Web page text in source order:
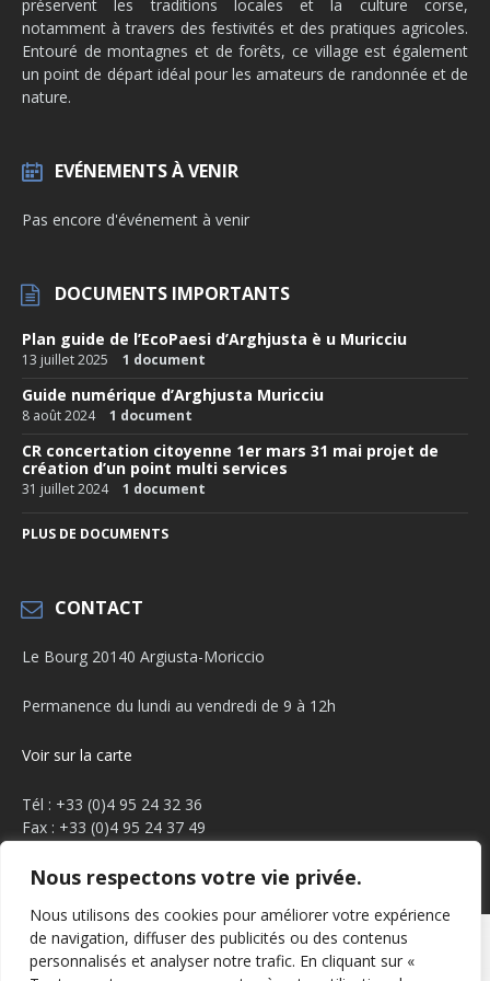
Nous respectons votre vie privée.
Nous utilisons des cookies pour améliorer votre expérience
de navigation, diffuser des publicités ou des contenus
personnalisés et analyser notre trafic. En cliquant sur «
préservent les traditions locales et la culture corse,
notamment à travers des festivités et des pratiques agricoles.
Entouré de montagnes et de forêts, ce village est également
un point de départ idéal pour les amateurs de randonnée et de
nature.
EVÉNEMENTS À VENIR
Pas encore d'événement à venir
DOCUMENTS IMPORTANTS
Plan guide de l’EcoPaesi d’Arghjusta è u Muricciu
13 juillet 2025 1 document
Guide numérique d’Arghjusta Muricciu
8 août 2024 1 document
CR concertation citoyenne 1er mars 31 mai projet de
création d’un point multi services
31 juillet 2024 1 document
PLUS DE DOCUMENTS
CONTACT
Le Bourg 20140 Argiusta-Moriccio
Permanence du lundi au vendredi de 9 à 12h
Voir sur la carte
Tél : +33 (0)4 95 24 32 36
Fax : +33 (0)4 95 24 37 49
Mentions légales Politique de confidentialité